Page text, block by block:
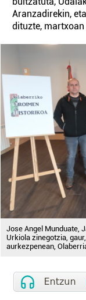
Aranzadirekin,
dituzte,
Jose Angel Munduate,
Urkiola zinegotzia,
aurkezpenean,